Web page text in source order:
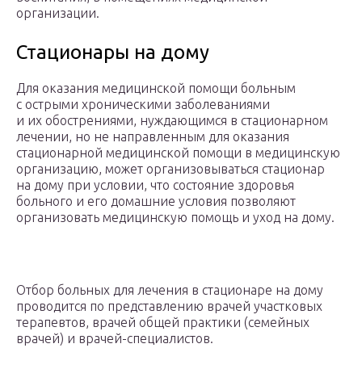
организации.
Стационары на дому
Для оказания медицинской помощи больным
с острыми хроническими заболеваниями
и их обострениями, нуждающимся в стационарном
лечении, но не направленным для оказания
стационарной медицинской помощи в медицинскую
организацию, может организовываться стационар
на дому при условии, что состояние здоровья
больного и его домашние условия позволяют
организовать медицинскую помощь и уход на дому.
Отбор больных для лечения в стационаре на дому
проводится по представлению врачей участковых
терапевтов, врачей общей практики (семейных
врачей) и врачей-специалистов.